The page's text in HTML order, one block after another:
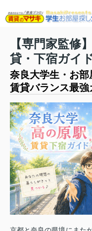
【専門家監修
貸・下宿ガイ
奈良大学生・お
賃貸バランス最強